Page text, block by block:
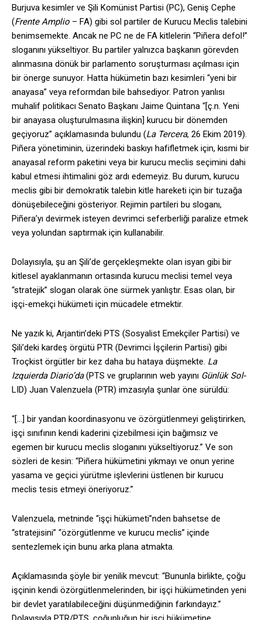
Burjuva kesimler ve Şili Komünist Partisi (PC), Geniş Cephe
(Frente Amplio – FA) gibi sol partiler de Kurucu Meclis talebini
benimsemekte. Ancak ne PC ne de FA kitlelerin “Piñera defol!”
sloganını yükseltiyor. Bu partiler yalnızca başkanın görevden
alınmasına dönük bir parlamento soruşturması açılması için
bir önerge sunuyor. Hatta hükümetin bazı kesimleri “yeni bir
anayasa” veya reformdan bile bahsediyor. Patron yanlısı
muhalif politikacı Senato Başkanı Jaime Quintana “[ç.n. Yeni
bir anayasa oluşturulmasına ilişkin] kurucu bir dönemden
geçiyoruz” açıklamasında bulundu (La Tercera, 26 Ekim 2019).
Piñera yönetiminin, üzerindeki baskıyı hafifletmek için, kısmi bir
anayasal reform paketini veya bir kurucu meclis seçimini dahi
kabul etmesi ihtimalini göz ardı edemeyiz. Bu durum, kurucu
meclis gibi bir demokratik talebin kitle hareketi için bir tuzağa
dönüşebileceğini gösteriyor. Rejimin partileri bu sloganı,
Piñera’yı devirmek isteyen devrimci seferberliği paralize etmek
veya yolundan saptırmak için kullanabilir.
Dolayısıyla, şu an Şili’de gerçekleşmekte olan isyan gibi bir
kitlesel ayaklanmanın ortasında kurucu meclisi temel veya
“stratejik” slogan olarak öne sürmek yanlıştır. Esas olan, bir
işçi-emekçi hükümeti için mücadele etmektir.
Ne yazık ki, Arjantin’deki PTS (Sosyalist Emekçiler Partisi) ve
Şili’deki kardeş örgütü PTR (Devrimci İşçilerin Partisi) gibi
Troçkist örgütler bir kez daha bu hataya düşmekte. La
Izquierda Diario’da(PTS ve gruplarının web yayını Günlük Sol-
LID) Juan Valenzuela (PTR) imzasıyla şunlar öne sürüldü:
“[…] bir yandan koordinasyonu ve özörgütlenmeyi geliştirirken,
işçi sınıfının kendi kaderini çizebilmesi için bağımsız ve
egemen bir kurucu meclis sloganını yükseltiyoruz.” Ve son
sözleri de kesin: “Piñera hükümetini yıkmayı ve onun yerine
yasama ve geçici yürütme işlevlerini üstlenen bir kurucu
meclis tesis etmeyi öneriyoruz.”
Valenzuela, metninde “işçi hükümeti”nden bahsetse de
“stratejisini” “özörgütlenme ve kurucu meclis” içinde
sentezlemek için bunu arka plana atmakta.
Açıklamasında şöyle bir yenilik mevcut: “Bununla birlikte, çoğu
işçinin kendi özörgütlenmelerinden, bir işçi hükümetinden yeni
bir devlet yaratılabileceğini düşünmediğinin farkındayız.”